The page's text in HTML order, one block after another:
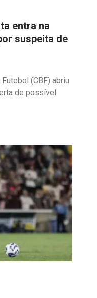
entra na
suspeita de
(CBF) abriu
de possível